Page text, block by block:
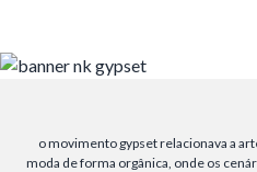
o movimento gypset relacionava a
moda de forma orgânica, onde os